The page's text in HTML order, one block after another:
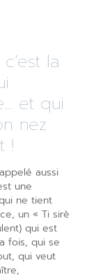
c’est la
et qui
nez
!
aussi
une
ne tient
un « Ti sirè
qui est
fois, qui se
qui veut